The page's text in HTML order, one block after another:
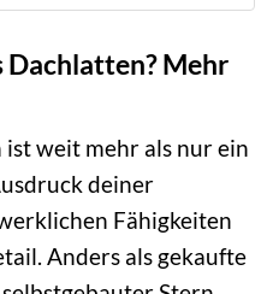
Dachlatten? Mehr
weit mehr als nur ein
deiner
Fähigkeiten
Anders als gekaufte